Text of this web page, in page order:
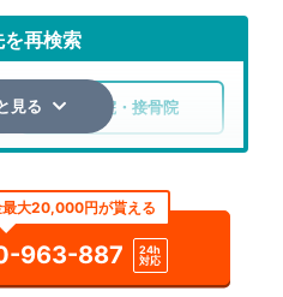
再検索
整骨院・接骨院
する
見る
最大20,000円が貰える
963-887
24h
対応